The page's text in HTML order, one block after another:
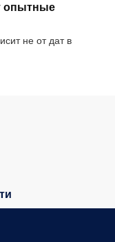
опытные
не от дат в